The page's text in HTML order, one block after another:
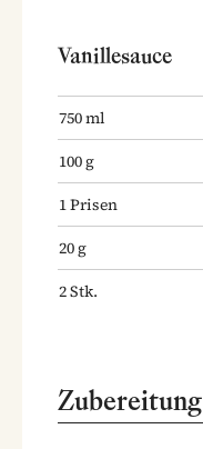
Vanillesauce
750ml
100g
1Prisen
20g
2Stk.
Zubereitung